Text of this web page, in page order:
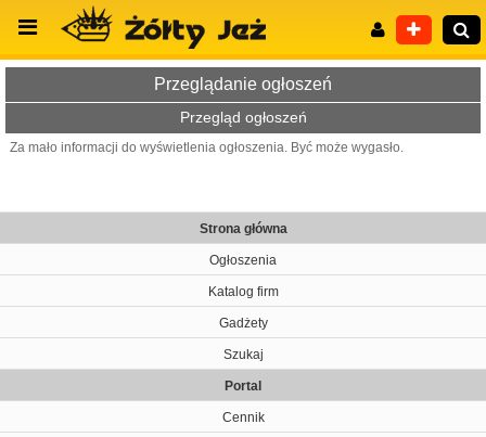
Przeglądanie ogłoszeń
Przegląd ogłoszeń
Za mało informacji do wyświetlenia ogłoszenia. Być może wygasło.
Strona główna
Ogłoszenia
Katalog firm
Gadżety
Szukaj
Portal
Cennik